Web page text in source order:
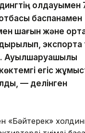
қолдауымен
баспанамен
шағын және
экспортқа
Ауылшаруашылық
егіс
— делінген
«Бәйтерек»